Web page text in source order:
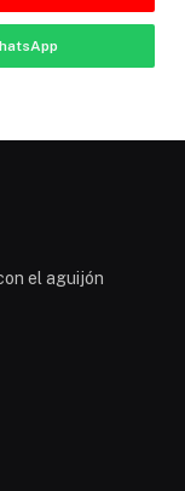
el aguijón